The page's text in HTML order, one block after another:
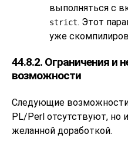
выполняться с
strict. Этот
уже
44.8.2. Ограничения и
возможности
Следующие
PL/Perl отсутствуют, но
желанной доработкой.